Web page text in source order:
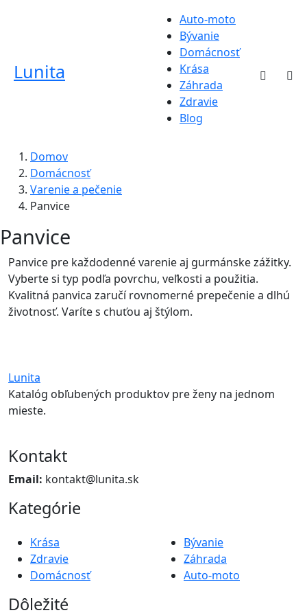
Lunita
Auto-moto
Bývanie
Domácnosť
Krása
Záhrada
Zdravie
Blog
Domov
Domácnosť
Varenie a pečenie
Panvice
Panvice
Panvice pre každodenné varenie aj gurmánske zážitky.
Vyberte si typ podľa povrchu, veľkosti a použitia.
Kvalitná panvica zaručí rovnomerné prepečenie a dlhú
životnosť. Varíte s chuťou aj štýlom.
Lunita
Katalóg obľubených produktov pre ženy na jednom
mieste.
Kontakt
Email: kontakt@lunita.sk
Kategórie
Krása
Zdravie
Domácnosť
Bývanie
Záhrada
Auto-moto
Dôležité